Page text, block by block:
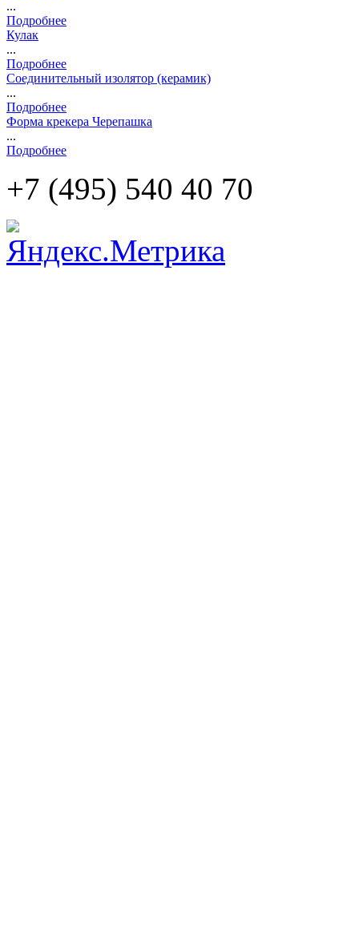
...
Подробнее
Кулак
...
Подробнее
Соединительный изолятор (керамик)
...
Подробнее
Форма крекера Черепашка
...
Подробнее
+7 (495) 540 40 70